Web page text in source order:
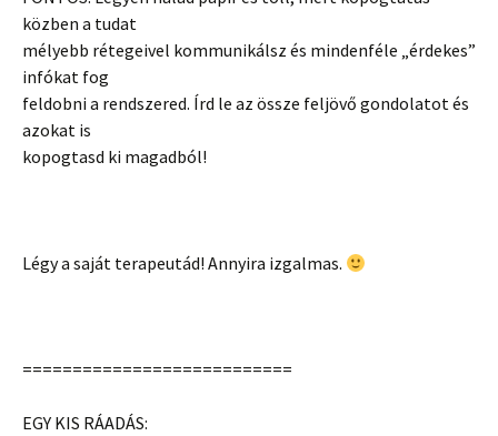
közben a tudat
mélyebb rétegeivel kommunikálsz és mindenféle „érdekes”
infókat fog
feldobni a rendszered. Írd le az össze feljövő gondolatot és
azokat is
kopogtasd ki magadból!
Légy a saját terapeutád! Annyira izgalmas.
===========================
EGY KIS RÁADÁS: